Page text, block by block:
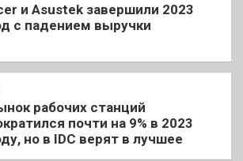
и Asustek завершили 2023
с падением выручки
рабочих станций
почти на 9% в 2023
но в IDC верят в лучшее